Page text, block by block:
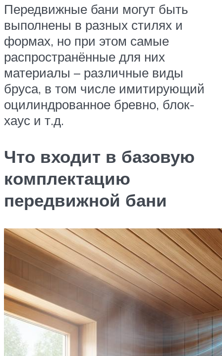
Передвижные бани могут быть
выполнены в разных стилях и
формах, но при этом самые
распространённые для них
материалы – различные виды
бруса, в том числе имитирующий
оцилиндрованное бревно, блок-
хаус и т.д.
Что входит в базовую
комплектацию
передвижной бани